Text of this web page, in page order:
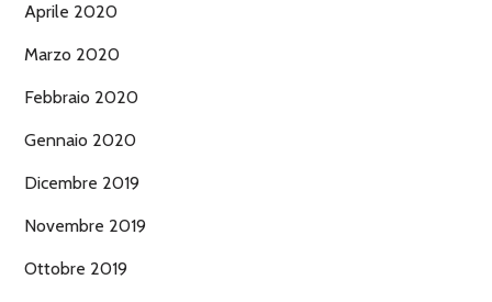
Aprile 2020
Marzo 2020
Febbraio 2020
Gennaio 2020
Dicembre 2019
Novembre 2019
Ottobre 2019